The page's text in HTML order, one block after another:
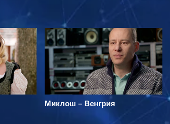
Миклош – Венгрия